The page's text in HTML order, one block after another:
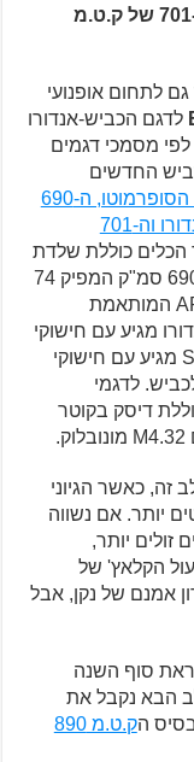
הכביש, עם גרסה אדומה של ל-690 ול-701 של ק.ט.מ
לתחום אופנועי
לדגם הכביש-אנדורו
מסמכי דגמים
החדשים
ק.ט.מ 690 אנדורו R ואחיו הסופרמוטו, ה-690
701 אנדורו וה-701
כוללת שלדת
מסבך משולשי פלדה, מנוע סינגל בנפח 690 סמ"ק המפיק 74
כ"ס, ומערכת בולמים של WP מדגם APEX המותאמת
מגיע עם חישוקי
"21 ו-"18 וצמיגים דו-שימושיים, ה-SMC-R מגיע עם חישוקי
לכביש. לדגמי
דיסק בקוטר
זה, כאשר הגיוני
יותר. אם נשווה
זולים יותר,
הקלאץ' של
אמנם של נקן, אבל
סוף השנה
אם בשלב הבא נקבל את
ה
ק.ט.מ 890